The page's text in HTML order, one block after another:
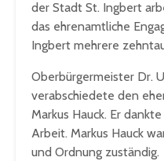
der Stadt St. Ingbert
das ehrenamtliche
Ingbert mehrere
Oberbürgermeister Dr.
verabschiedete den
Markus Hauck. Er
Arbeit. Markus Hauck
und Ordnung zuständig.